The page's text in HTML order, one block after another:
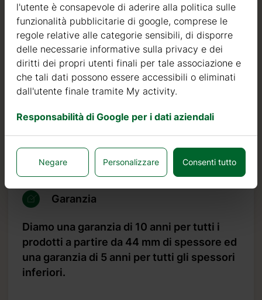
Il legno di abete nordico si distingue per le sue
caratteristiche ideali per la costruzione di case in legno. È
di colore molto chiaro, con pochi nodi ed è noto per la
sua resistenza al marciume, alla muffa ed agli insetti.
Oltre ad investire nel legname, continuiamo ad investire
in macchinari automatici per poter produrre prodotti di
resi o difetti è inferiore allo 0,5%, mentre lo standard del
settore è 10 volte più alto, pari al 5%.
Garanzia
Diamo una garanzia di 10 anni per tutti i
prodotti a partire da 44 mm di spessore ed
una garanzia di 5 anni per tutti gli spessori
inferiori.
l'utente è consapevole di aderire alla politica sulle
funzionalità pubblicitarie di google, comprese le
regole relative alle categorie sensibili, di disporre
delle necessarie informative sulla privacy e dei
diritti dei propri utenti finali per tale associazione e
che tali dati possono essere accessibili o eliminati
dall'utente finale tramite My activity.
Responsabilità di Google per i dati aziendali
Negare Personalizzare Consenti tutto